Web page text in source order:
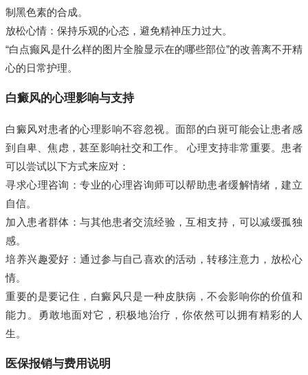
制黑色素的合成。
放松心情：保持乐观的心态，避免精神压力过大。
“白点癫风是什么样的图片全脸显示在的哪些部位”的改善离不开精
心的日常护理。
白癜风的心理影响与支持
白癜风对患者的心理影响不容忽视。面部的白斑可能会让患者感
到自卑、焦虑，甚至影响社交和工作。 心理支持非常重要。患者
可以尝试以下方式来应对：
寻求心理咨询：专业的心理咨询师可以帮助患者缓解情绪，建立
自信。
加入患者群体：与其他患者交流经验，互相支持，可以减缓孤独
感。
培养兴趣爱好：通过参与自己喜欢的活动，转移注意力，放松心
情。
重要的是要记住，白癜风只是一种皮肤病，不会影响你的价值和
能力。勇敢地面对它，积极地治疗，你依然可以拥有精彩的人
生。
医保报销与费用说明